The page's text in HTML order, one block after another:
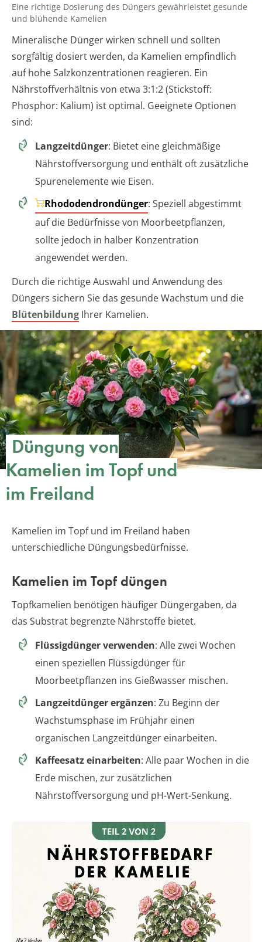
Eine richtige Dosierung des Düngers gewährleistet gesunde
und blühende Kamelien
Mineralische Dünger wirken schnell und sollten
sorgfältig dosiert werden, da Kamelien empfindlich
auf hohe Salzkonzentrationen reagieren. Ein
Nährstoffverhältnis von etwa 3:1:2 (Stickstoff:
Phosphor: Kalium) ist optimal. Geeignete Optionen
sind:
Langzeitdünger: Bietet eine gleichmäßige
Nährstoffversorgung und enthält oft zusätzliche
Spurenelemente wie Eisen.
Rhododendrondünger: Speziell abgestimmt
auf die Bedürfnisse von Moorbeetpflanzen,
sollte jedoch in halber Konzentration
angewendet werden.
Durch die richtige Auswahl und Anwendung des
Düngers sichern Sie das gesunde Wachstum und die
Blütenbildung Ihrer Kamelien.
Düngung von
Kamelien im Topf und
im Freiland
Kamelien im Topf und im Freiland haben
unterschiedliche Düngungsbedürfnisse.
Kamelien im Topf düngen
Topfkamelien benötigen häufiger Düngergaben, da
das Substrat begrenzte Nährstoffe bietet.
Flüssigdünger verwenden: Alle zwei Wochen
einen speziellen Flüssigdünger für
Moorbeetpflanzen ins Gießwasser mischen.
Langzeitdünger ergänzen: Zu Beginn der
Wachstumsphase im Frühjahr einen
organischen Langzeitdünger einarbeiten.
Kaffeesatz einarbeiten: Alle paar Wochen in die
Erde mischen, zur zusätzlichen
Nährstoffversorgung und pH-Wert-Senkung.